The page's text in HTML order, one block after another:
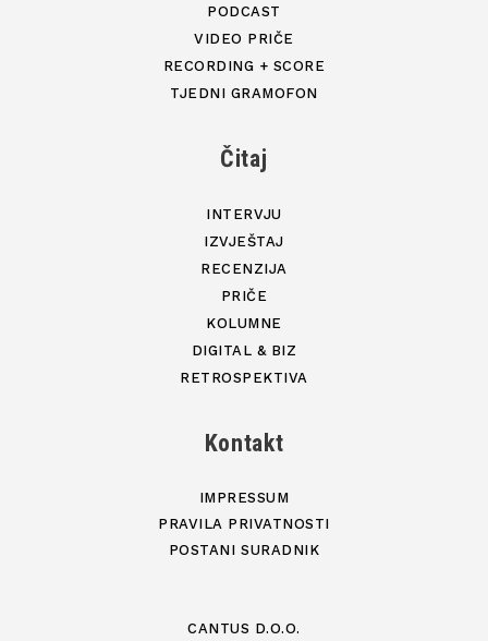
PODCAST
VIDEO PRIČE
RECORDING + SCORE
TJEDNI GRAMOFON
Čitaj
INTERVJU
IZVJEŠTAJ
RECENZIJA
PRIČE
KOLUMNE
DIGITAL & BIZ
RETROSPEKTIVA
Kontakt
IMPRESSUM
PRAVILA PRIVATNOSTI
POSTANI SURADNIK
CANTUS D.O.O.